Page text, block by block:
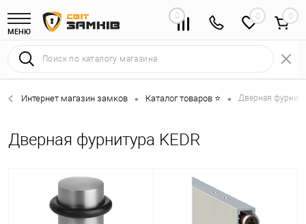
МЕНЮ
0 0
Интернет магазин замков • Каталог товаров ⭐ • Дверная
Дверная фурнитура KEDR